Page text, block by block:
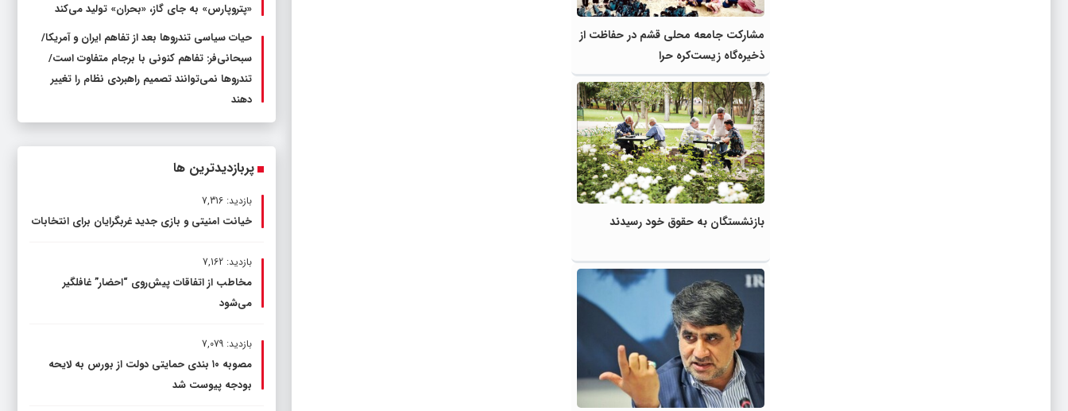
مشارکت جامعه محلی قشم در حفاظت از
ذخیره‌گاه زیست‌کره حرا
بازنشستگان به حقوق خود رسیدند
«پتروپارس» به جای گاز، «بحران» تولید می‌کند
حیات سیاسی تندروها بعد از تفاهم ایران و آمریکا/
سبحانی‌فر: تفاهم کنونی با برجام متفاوت است/
تندروها نمی‌توانند تصمیم راهبردی نظام را تغییر
دهند
پربازدیدترین ها
بازدید: 7,316
خیانت امنیتی و بازی جدید غربگرایان برای انتخابات
بازدید: 7,162
مخاطب از اتفاقات پیش‌روی “احضار” غافلگیر
می‌شود
بازدید: 7,079
مصوبه ۱۰ بندی حمایتی دولت از بورس به لایحه
بودجه پیوست شد